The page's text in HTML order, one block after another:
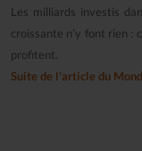
Les milliards investis
croissante n’y font rien :
profitent.
Suite de l'article du